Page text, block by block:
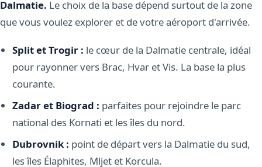
Dalmatie. Le choix de la base dépend surtout de la zone
que vous voulez explorer et de votre aéroport d'arrivée.
Split et Trogir : le cœur de la Dalmatie centrale, idéal
pour rayonner vers Brac, Hvar et Vis. La base la plus
courante.
Zadar et Biograd : parfaites pour rejoindre le parc
national des Kornati et les îles du nord.
Dubrovnik : point de départ vers la Dalmatie du sud,
les îles Élaphites, Mljet et Korcula.